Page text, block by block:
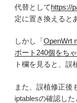
代替としてhttps://
定に置き換えると
しかし「OpenWrt
ポート240個をち
ト欄を見ると、誤
また、誤植修正後
iptablesの確認し